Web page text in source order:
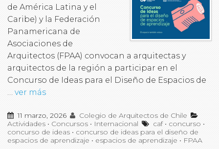
de América Latina y el
Caribe) y la Federación
Panamericana de
Asociaciones de
Arquitectos (FPAA) convocan a arquitectas y
arquitectos de la región a participar en el
Concurso de Ideas para el Diseño de Espacios de
… ver más
11 marzo, 2026
Colegio de Arquitectos de Chile
Actividades • Concursos • Internacional caf• concurso •
concurso de ideas • concurso de ideas para el diseño de
espacios de aprendizaje • espacios de aprendizaje • FPAA